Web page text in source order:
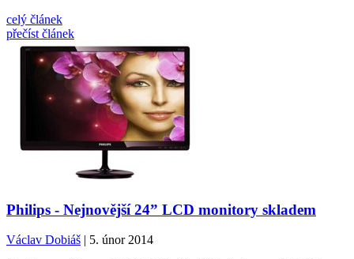
celý článek
přečíst článek
Philips - Nejnovější 24” LCD monitory skladem
Václav Dobiáš | 5. únor 2014